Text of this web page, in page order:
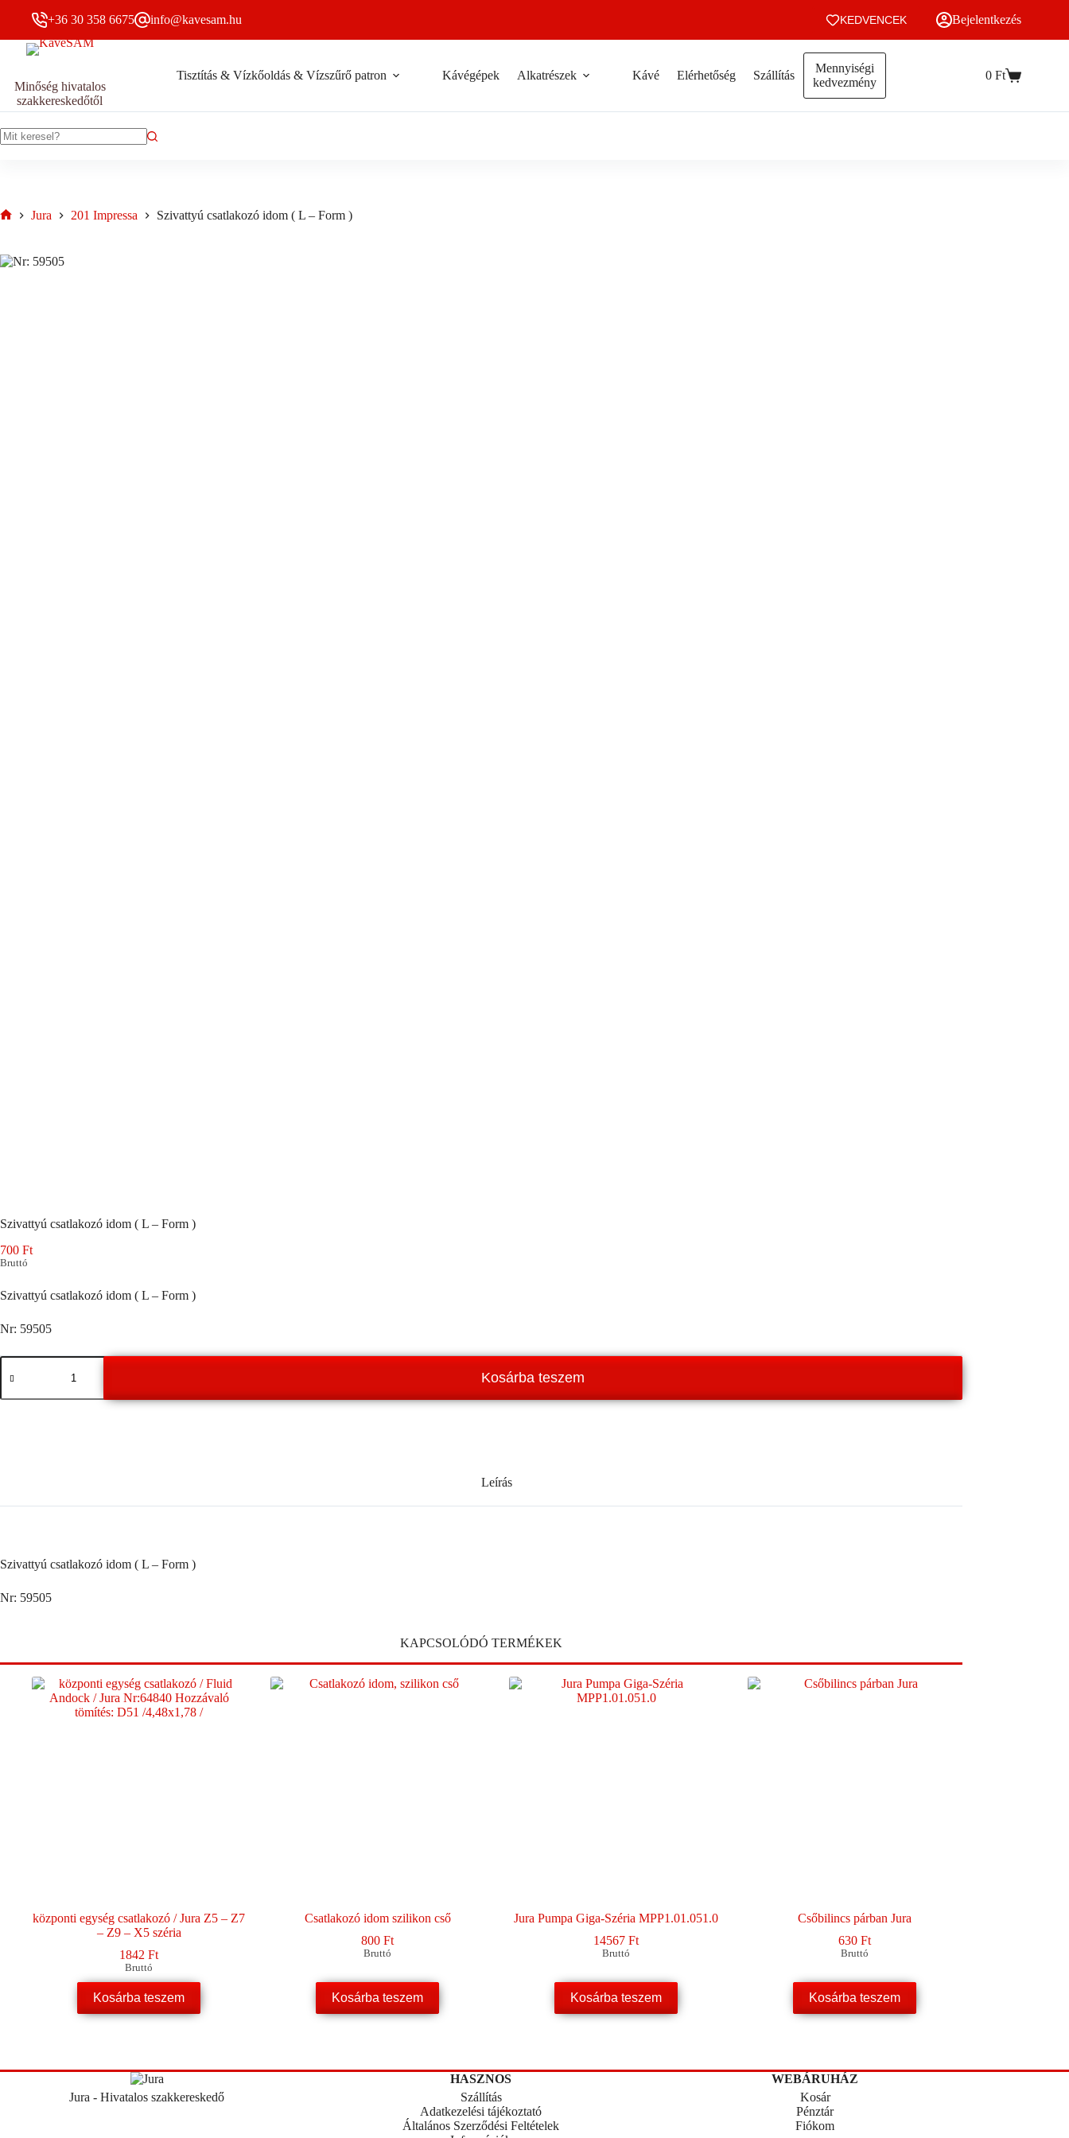
Szivattyú csatlakozó idom ( L – Form )
700Ft Bruttó
Szivattyú
+36 30 358 6675 info@kavesam.hu KEDVENCEK Bejelentkezés
Minőség hivatalos
szakkereskedőtől
Tisztítás & Vízkőoldás & Vízszűrő patron Kávégépek Alkatrészek Kávé Elérhetőség Szállítás
Mennyiségi
kedvezmény
Kosár
0 Ft
Jura 201 Impressa Szivattyú csatlakozó idom ( L – Form )
Szivattyú csatlakozó idom ( L – Form )
700 Ft
Bruttó
Szivattyú csatlakozó idom ( L – Form )
Nr: 59505
Szivattyú
csatlakozó
(
Kosárba teszem
Leírás
Szivattyú csatlakozó idom ( L – Form )
Nr: 59505
KAPCSOLÓDÓ TERMÉKEK
központi egység csatlakozó / Jura Z5 – Z7
– Z9 – X5 széria
1842Ft
Bruttó
Kosárba teszem
Csatlakozó idom szilikon cső
800Ft
Bruttó
Kosárba teszem
Jura Pumpa Giga-Széria MPP1.01.051.0
14567Ft
Bruttó
Kosárba teszem
Csőbilincs párban Jura
630Ft
Bruttó
Kosárba teszem
Jura - Hivatalos szakkereskedő
HASZNOS
Szállítás
Adatkezelési tájékoztató
Általános Szerződési Feltételek
WEBÁRUHÁZ
Kosár
Pénztár
Fiókom